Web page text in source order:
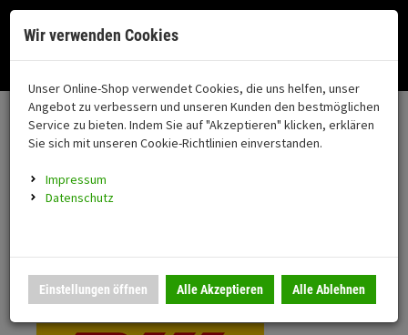
Fahrzeugteile
Alle Kategorien
FAHRZEUGTEILE
Montageständer
Beleuchtung
Neuheiten
coming soon
Anmelden | Registrieren Merkzettel
Ihr Warenkorb ist momentan leer.
Ergebnisse () Fertig
Nutzung unserer Dienste erklären Sie sich damit einverstanden!
Okay Datenschutz
Menü
Motorrad auswählen
Versand & Lieferung
Bitte wählen Sie Ihr Lieferland.
DHL National
Wir verwenden Cookies
Unser Online-Shop verwendet Cookies, die uns helfen, unser
Angebot zu verbessern und unseren Kunden den bestmöglichen
Service zu bieten. Indem Sie auf "Akzeptieren" klicken, erklären
Sie sich mit unseren Cookie-Richtlinien einverstanden.
Impressum
Datenschutz
Einstellungen öffnen Alle Akzeptieren Alle Ablehnen